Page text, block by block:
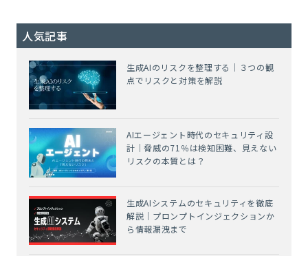
人気記事
生成AIのリスクを整理する｜３つの観
点でリスクと対策を解説
AIエージェント時代のセキュリティ設
計｜脅威の71％は検知困難、見えない
リスクの本質とは？
生成AIシステムのセキュリティを徹底
解説｜プロンプトインジェクションか
ら情報漏洩まで